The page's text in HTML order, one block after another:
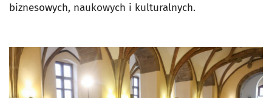
biznesowych, naukowych i kulturalnych.